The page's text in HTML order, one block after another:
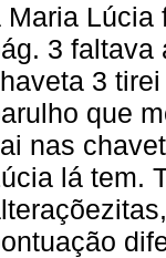
Maria Lúcia
3 faltava
3
que
nas
lá tem.